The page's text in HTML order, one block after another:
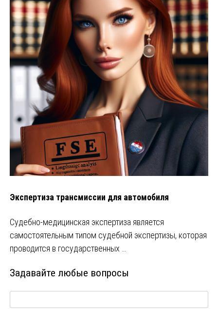
Экспертиза трансмиссии для автомобиля
Судебно-медицинская экспертиза является
самостоятельным типом судебной экспертизы, которая
проводится в государственных …
Задавайте любые вопросы